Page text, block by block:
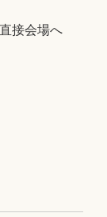
接会場へ